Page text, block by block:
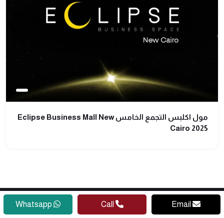
مول اكلبس التجمع الخامس Eclipse Business Mall New
Cairo 2025
Email
Call
Whatsapp